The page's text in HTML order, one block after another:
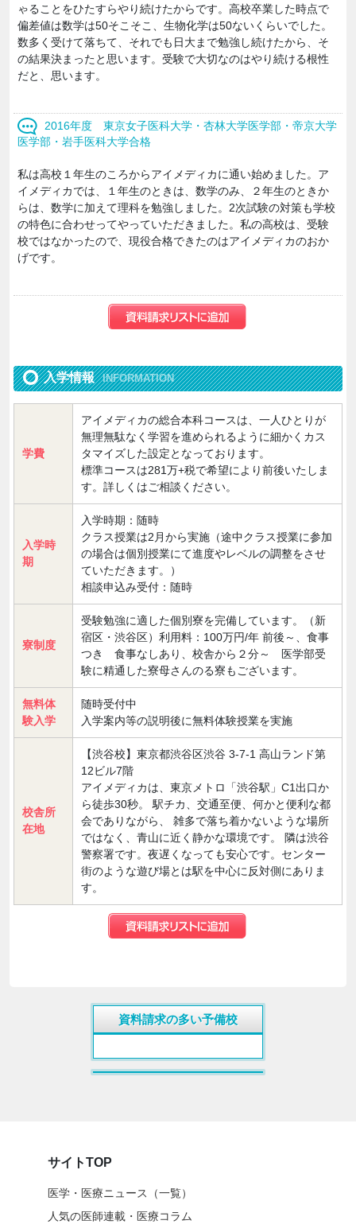
ゃることをひたすらやり続けたからです。高校卒業した時点で
偏差値は数学は50そこそこ、生物化学は50ないくらいでした。
数多く受けて落ちて、それでも日大まで勉強し続けたから、そ
の結果決まったと思います。受験で大切なのはやり続ける根性
だと、思います。
2016年度 東京女子医科大学・杏林大学医学部・帝京大学
医学部・岩手医科大学合格
私は高校１年生のころからアイメディカに通い始めました。ア
イメディカでは、１年生のときは、数学のみ、２年生のときか
らは、数学に加えて理科を勉強しました。2次試験の対策も学校
の特色に合わせってやっていただきました。私の高校は、受験
校ではなかったので、現役合格できたのはアイメディカのおか
げです。
入学情報 INFORMATION
学費
アイメディカの総合本科コースは、一人ひとりが
無理無駄なく学習を進められるように細かくカス
タマイズした設定となっております。
標準コースは281万+税で希望により前後いたしま
す。詳しくはご相談ください。
入学時
期
入学時期：随時
クラス授業は2月から実施（途中クラス授業に参加
の場合は個別授業にて進度やレベルの調整をさせ
ていただきます。）
相談申込み受付：随時
寮制度
受験勉強に適した個別寮を完備しています。（新
宿区・渋谷区）利用料：100万円/年 前後～、食事
つき 食事なしあり、校舎から２分～ 医学部受
験に精通した寮母さんのる寮もございます。
無料体
験入学
随時受付中
入学案内等の説明後に無料体験授業を実施
校舎所
在地
【渋谷校】東京都渋谷区渋谷 3-7-1 高山ランド第
12ビル7階
アイメディカは、東京メトロ「渋谷駅」C1出口か
ら徒歩30秒。 駅チカ、交通至便、何かと便利な都
会でありながら、 雑多で落ち着かないような場所
ではなく、青山に近く静かな環境です。 隣は渋谷
警察署です。夜遅くなっても安心です。センター
街のような遊び場とは駅を中心に反対側にありま
す。
資料請求の多い予備校
サイトTOP
医学・医療ニュース（一覧）
人気の医師連載・医療コラム